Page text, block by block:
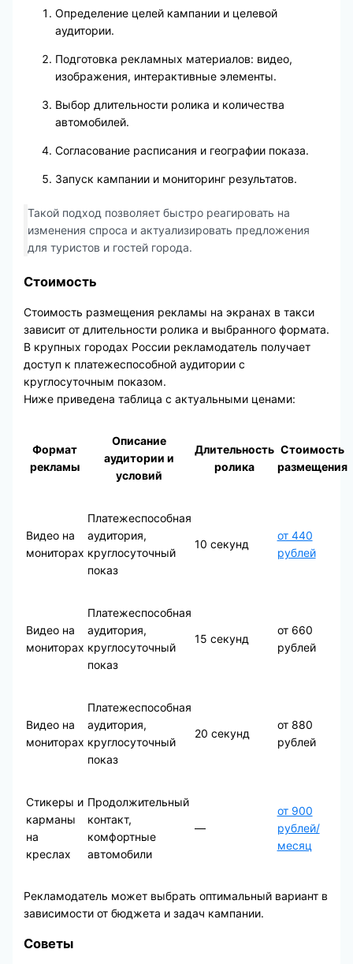
Определение целей кампании и целевой
аудитории.
Подготовка рекламных материалов: видео,
изображения, интерактивные элементы.
Выбор длительности ролика и количества
автомобилей.
Согласование расписания и географии показа.
Запуск кампании и мониторинг результатов.
Такой подход позволяет быстро реагировать на
изменения спроса и актуализировать предложения
для туристов и гостей города.
Стоимость
Стоимость размещения рекламы на экранах в такси
зависит от длительности ролика и выбранного формата.
В крупных городах России рекламодатель получает
доступ к платежеспособной аудитории с
круглосуточным показом.
Ниже приведена таблица с актуальными ценами:
Формат
рекламы
Описание
аудитории и
условий
Длительность
ролика
Стоимость
размещения
Видео на
мониторах
Платежеспособная
аудитория,
круглосуточный
показ
10 секунд
от 440
рублей
Видео на
мониторах
Платежеспособная
аудитория,
круглосуточный
показ
15 секунд
от 660
рублей
Видео на
мониторах
Платежеспособная
аудитория,
круглосуточный
показ
20 секунд
от 880
рублей
Стикеры и
карманы
на
креслах
Продолжительный
контакт,
комфортные
автомобили
—
от 900
рублей/
месяц
Рекламодатель может выбрать оптимальный вариант в
зависимости от бюджета и задач кампании.
Советы